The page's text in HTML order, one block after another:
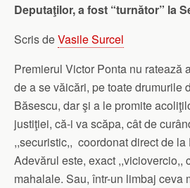
Deputaţilor, a fost “turnător” la
Scris deVasile Surcel
Premierul Victor Ponta nu ratează
de a se văicări, pe toate drumurile
Băsescu, dar şi a le promite
justiţiei, că-i va scăpa, cât de
,,securistic,, coordonat direct de
Adevărul este, exact ,,viciovercio,,
mahalale. Sau, într-un limbaj ceva